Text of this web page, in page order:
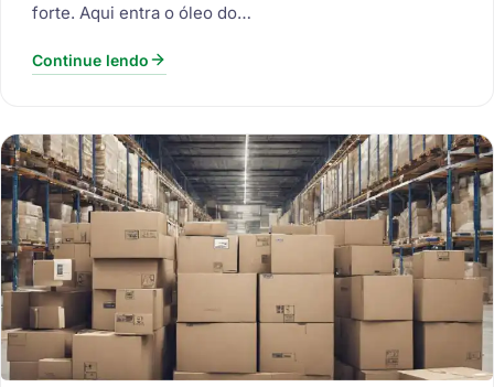
forte. Aqui entra o óleo do…
Continue lendo